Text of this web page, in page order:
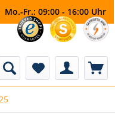
Mo.-Fr.: 09:00 - 16:00 Uhr